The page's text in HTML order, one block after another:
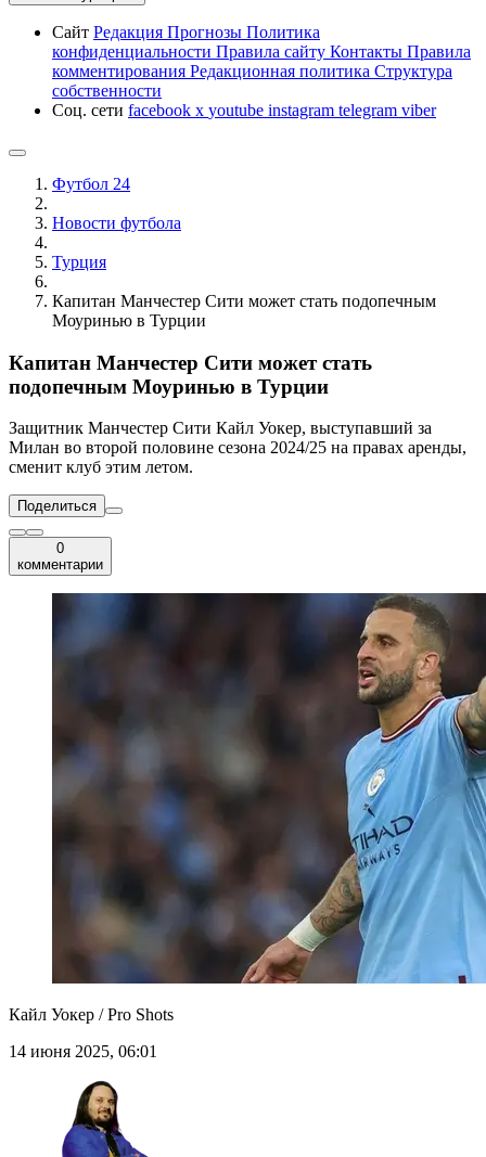
Сайт Редакция Прогнозы Политика
конфиденциальности Правила сайту Контакты Правила
комментирования Редакционная политика Структура
собственности
Соц. сети facebook x youtube instagram telegram viber
Футбол 24
Новости футбола
Турция
Капитан Манчестер Сити может стать подопечным
Моуринью в Турции
Капитан Манчестер Сити может стать
подопечным Моуринью в Турции
Защитник Манчестер Сити Кайл Уокер, выступавший за
Милан во второй половине сезона 2024/25 на правах аренды,
сменит клуб этим летом.
Поделиться
0
комментарии
Кайл Уокер / Pro Shots
14 июня 2025, 06:01